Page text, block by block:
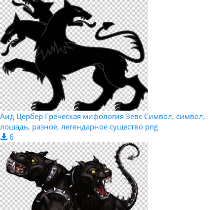
Аид Цербер Греческая мифология Зевс Символ, символ,
лошадь, разное, легендарное существо png
6